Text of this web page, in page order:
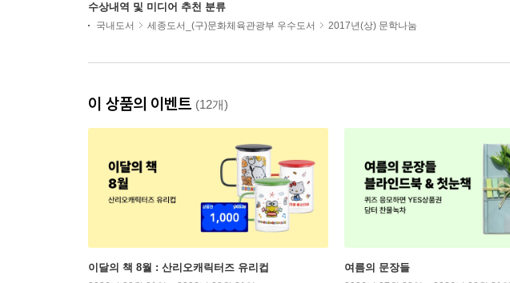
수상내역 및 미디어 추천 분류
국내도서 세종도서_(구)문화체육관광부 우수도서 2017년(상) 문학나눔
이 상품의 이벤트 (12개)
이달의 책 8월 : 산리오캐릭터즈 유리컵 여름의 문장들